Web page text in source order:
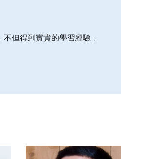
但得到寶貴的學習經驗，